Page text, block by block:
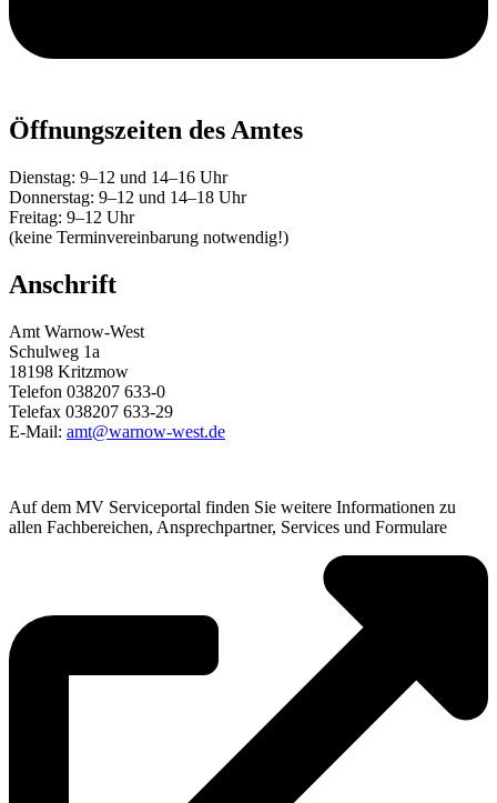
Öffnungszeiten des Amtes
Dienstag: 9–12 und 14–16 Uhr
Donnerstag: 9–12 und 14–18 Uhr
Freitag: 9–12 Uhr
(keine Terminvereinbarung notwendig!)
Anschrift
Amt Warnow-West
Schulweg 1a
18198 Kritzmow
Telefon 038207 633-0
Telefax 038207 633-29
E-Mail: amt@warnow-west.de
Auf dem MV Serviceportal finden Sie weitere Informationen zu
allen Fachbereichen, Ansprechpartner, Services und Formulare